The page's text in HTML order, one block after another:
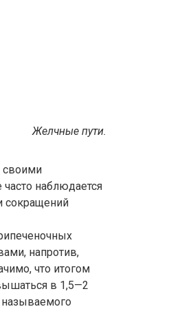
Желчные пути.
своими
наблюдается
сокращений
напротив,
что итогом
в 1,5—2
называемого